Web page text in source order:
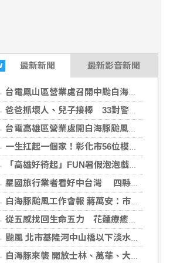
最新新聞 最新影音新聞
台電鳳山區營業處召開中颱白海豚整備會議
爸爸抓壞人、兒子接棒 33對警界父子暖心同框
台電高雄區營業處開白海豚颱風災害整備會議
一生扛起一個家！彰化市56位模範父親獲表揚
「高雄好徛起」FUN暑假泡泡戲水樂園開張囉
星國旅行業者看好中台灣 四縣市攜手拓展國際旅遊商機
白海豚颱風工作會報 蔣萬安：市府團隊嚴陣以待
從五感找回生命五力 花蓮療癒之境重新定義旅行
颱風 北市基隆河中山橋以下淡水河沿線只出不進
白海豚來襲 開放士林、萬華、大同區部分疏散門周邊紅黃線停車